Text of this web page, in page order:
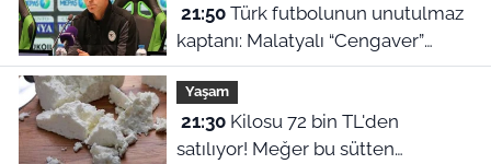
21:50Türk futbolunun unutulmaz
kaptanı: Malatyalı “Cengaver”
Bülent Korkmaz’ın ilham veren
hikayesi
Yaşam
21:30Kilosu 72 bin TL'den
satılıyor! Meğer bu sütten